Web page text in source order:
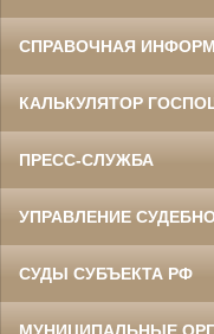
СПРАВОЧНАЯ
КАЛЬКУЛЯТОР
ПРЕСС-СЛУЖБА
УПРАВЛЕНИЕ
СУДЫ СУБЪЕКТА РФ